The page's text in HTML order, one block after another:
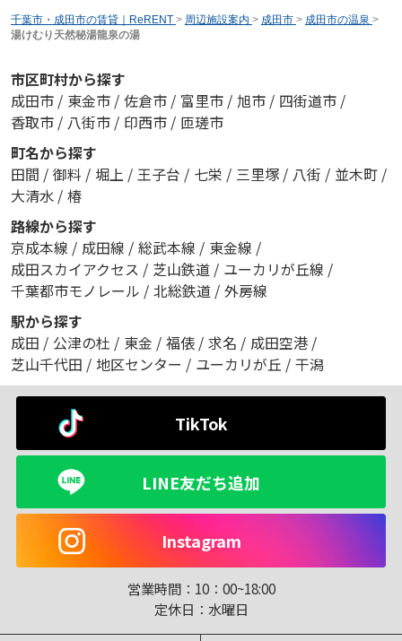
千葉市・成田市の賃貸｜ReRENT > 周辺施設案内 > 成田市 > 成田市の温泉 >
湯けむり天然秘湯龍泉の湯
市区町村から探す
成田市 / 東金市 / 佐倉市 / 富里市 / 旭市 / 四街道市 /
香取市 / 八街市 / 印西市 / 匝瑳市
町名から探す
田間 / 御料 / 堀上 / 王子台 / 七栄 / 三里塚 / 八街 / 並木町 /
大清水 / 椿
路線から探す
京成本線 / 成田線 / 総武本線 / 東金線 /
成田スカイアクセス / 芝山鉄道 / ユーカリが丘線 /
千葉都市モノレール / 北総鉄道 / 外房線
駅から探す
成田 / 公津の杜 / 東金 / 福俵 / 求名 / 成田空港 /
芝山千代田 / 地区センター / ユーカリが丘 / 干潟
TikTok
LINE友だち追加
Instagram
営業時間： 10：00~18:00
定休日： 水曜日